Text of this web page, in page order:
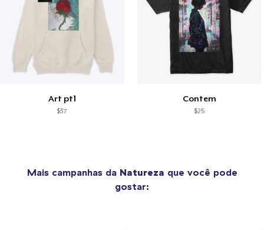
Art pt1
$37
Contem
$25
Mais campanhas da Natureza que você pode
gostar: